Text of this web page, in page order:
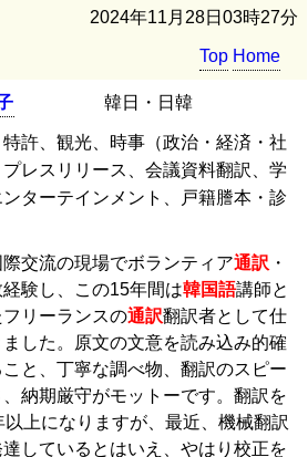
2024年11月28日03時27分
Top Home
韓日・日韓
許、観光、時事（政治・経済・社
レスリリース、会議資料翻訳、学
ターテインメント、戸籍謄本・診
交流の現場でボランティア通訳 ・
験し、この15年間は韓国語講師と
フリーランスの通訳翻訳者として仕
した。原文の文意を読み込み的確
と、丁寧な調べ物、翻訳のスピー
、納期厳守がモットーです。翻訳を
上になりますが、最近、機械翻訳
達しているとはいえ、やはり校正を